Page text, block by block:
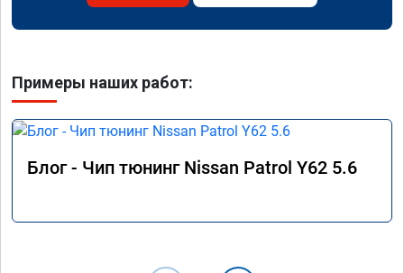
Примеры наших работ:
Блог - Чип тюнинг Nissan Patrol Y62 5.6